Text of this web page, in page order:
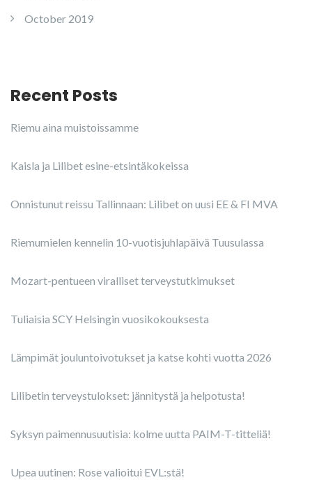
October 2019
Recent Posts
Riemu aina muistoissamme
Kaisla ja Lilibet esine-etsintäkokeissa
Onnistunut reissu Tallinnaan: Lilibet on uusi EE & FI MVA
Riemumielen kennelin 10-vuotisjuhlapäivä Tuusulassa
Mozart-pentueen viralliset terveystutkimukset
Tuliaisia SCY Helsingin vuosikokouksesta
Lämpimät jouluntoivotukset ja katse kohti vuotta 2026
Lilibetin terveystulokset: jännitystä ja helpotusta!
Syksyn paimennusuutisia: kolme uutta PAIM-T-titteliä!
Upea uutinen: Rose valioitui EVL:stä!